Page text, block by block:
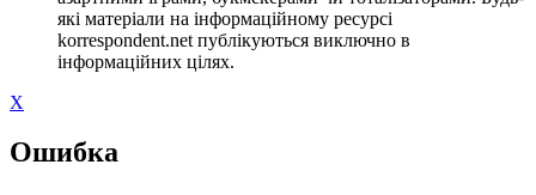
які матеріали на інформаційному ресурсі
korrespondent.net публікуються виключно в
інформаційних цілях.
X
Ошибка